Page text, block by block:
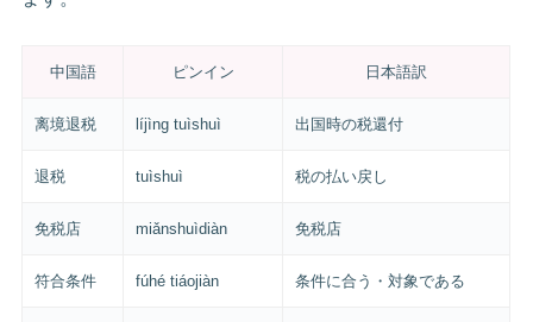
中国語 ピンイン 日本語訳
离境退税 líjìng tuìshuì 出国時の税還付
退税 tuìshuì 税の払い戻し
免税店 miǎnshuìdiàn 免税店
符合条件 fúhé tiáojiàn 条件に合う・対象である